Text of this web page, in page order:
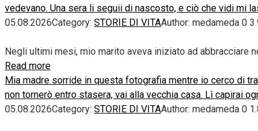
vedevano. Una sera li seguii di nascosto, e ciò che vidi mi
05.08.2026Category: STORIE DI VITAAuthor: medameda 0
Negli ultimi mesi, mio marito aveva iniziato ad abbracciare
Read more
Mia madre sorride in questa fotografia mentre io cerco di
non tornerò entro stasera, vai alla vecchia casa. Lì capirai
05.08.2026Category: STORIE DI VITAAuthor: medameda 0